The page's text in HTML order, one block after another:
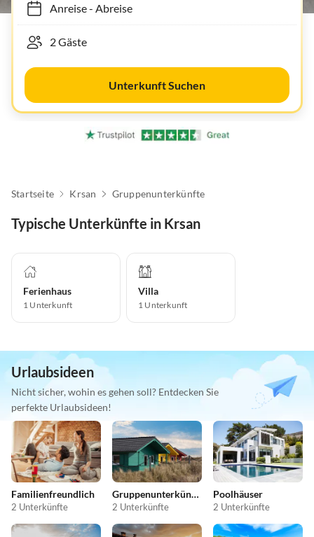
Anreise- Abreise
Unterkunft Suchen
Startseite Krsan Gruppenunterkünfte
Typische Unterkünfte in Krsan
Ferienhaus
1 Unterkunft
Villa
1 Unterkunft
Urlaubsideen
Nicht sicher, wohin es gehen soll? Entdecken Sie
perfekte Urlaubsideen!
Familienfreundlich
2 Unterkünfte
Gruppenunterkünfte
2 Unterkünfte
Poolhäuser
2 Unterkünfte